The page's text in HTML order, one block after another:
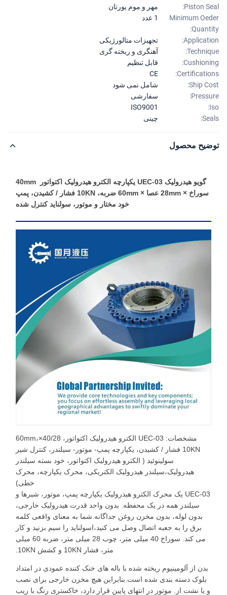
Piston
مهر و موم یورتان
Minimum
1 عدد
تجهیزات متالورژیکی
آهنگری و ریخته گری
قابل تنظیم
Ship
شامل نمی شود
سفارشی
ISO9001
محصول
گویو هیدرولیک UEC-03 یکپارچه الکترو هیدرولیک اکتواتور ️ 40mm
سوراخ × 28mm عصا × 60mm ضربه، 10KN فشار / کشیدن، پمپ
خود مختار و موتور، سولناید کنترل شده
مشخصات: UEC-03 الکترو هیدرولیک اکتواتور، 40/28×60mm،
10KN فشار / کشیدن، یکپارچه پمپ- موتور- سیلندر، کنترل شیر
سولینوئید ( الکترو هیدرولیک اکتواتور، خود بسته سیلندر
هیدرولیک،سیلندر هیدرولیک الکتریکی، محرک یکپارچه، محرک
خطی)
UEC-03 یک محرک الکترو هیدرولیک یکپارچه پمپ، موتور، شیرها و
سیلندر همه در یک محفظه. بدون واحد قدرت هیدرولیک خارجی،
بدون لوله، بدون مخزن روغن جداگانه.شما به معنای واقعی کلمه
برق را به جعبه اتصال وصل می کنید،اسولناید را سیم بزنید و کار
می کند. سوراخ 40 میلی متر، چوب 28 میلی متر، ضربه 60 میلی
متر، فشار 10KN و کشش 10KN.
بدن از آلومینیوم ریخته شده با باله های خنک کننده عمودی در امتداد
بلوک دسته بندی شده است.بنابراین هیچ مخزن خارجی برای نصب
و یا نشت از. موتور در انتهای پایین قرار دارد، خاکستری رنگ با ریب